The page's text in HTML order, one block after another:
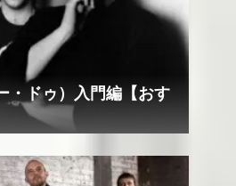
・ドゥ）入門編【おす